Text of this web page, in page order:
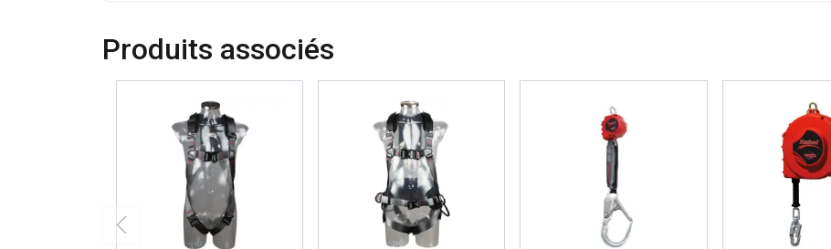
Produits associés